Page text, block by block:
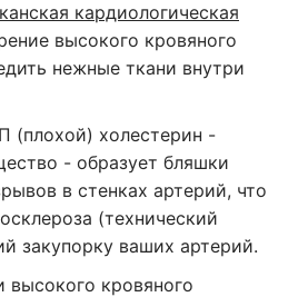
кардиологическая
высокого кровяного
нежные ткани внутри
(плохой) холестерин -
- образует бляшки
в стенках артерий, что
(технический
закупорку ваших артерий.
высокого кровяного